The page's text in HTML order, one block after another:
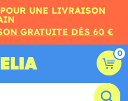
UNE LIVRAISON
GRATUITE DÈS 60 €
0